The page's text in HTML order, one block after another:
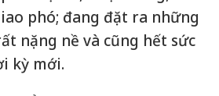
phó; đang đặt ra những
nặng nề và cũng hết sức
kỳ mới.